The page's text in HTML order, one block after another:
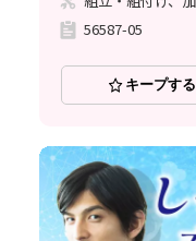
56587-05
キープする